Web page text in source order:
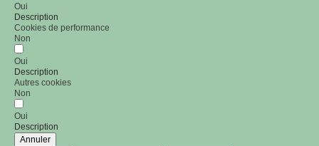
Oui
Description
Cookies de performance
Non
Oui
Description
Autres cookies
Non
Oui
Description
Annuler